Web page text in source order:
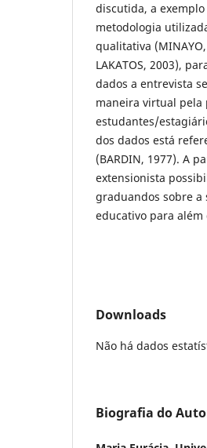
discutida, a exemplo
metodologia
qualitativa
LAKATOS, 2003),
dados a entrevista
maneira virtual pela
estudantes/
dos dados está
(BARDIN, 1977). A
extensionista
graduandos sobre a
educativo para além
Downloads
Não há dados
Biografia do